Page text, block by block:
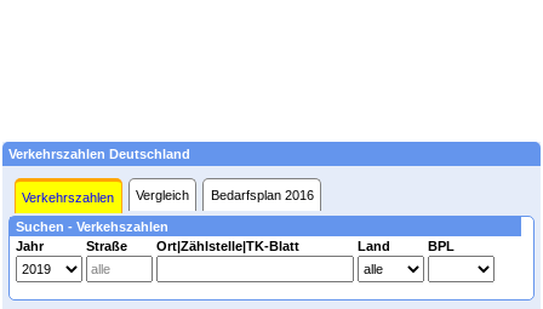
Verkehrszahlen Deutschland
Verkehrszahlen Vergleich Bedarfsplan 2016
Suchen - Verkehszahlen
Jahr
Straße Ort|Zählstelle|TK-Blatt Land BPL